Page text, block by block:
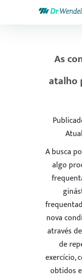
As
atalho
A busca
algo
nova
através
de
exercício,
obtidos